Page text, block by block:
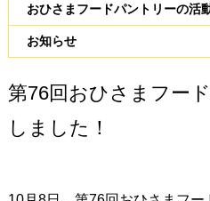
おひさまフードパントリーの活
お知らせ
第76回おひさまフー
しました！